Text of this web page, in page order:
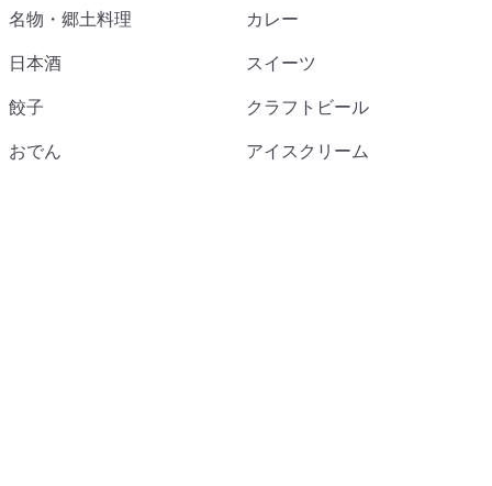
名物・郷土料理 カレー
日本酒 スイーツ
餃子 クラフトビール
おでん アイスクリーム